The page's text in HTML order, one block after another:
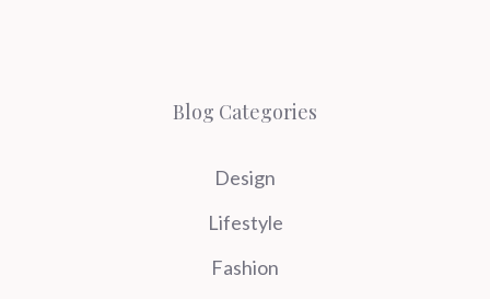
Blog Categories
Design
Lifestyle
Fashion